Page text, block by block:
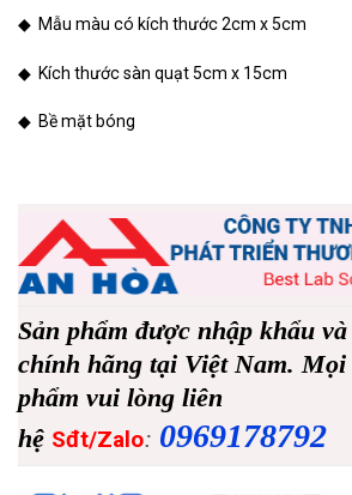
◆ Mẫu màu có kích thước 2cm x 5cm
◆ Kích thước sàn quạt 5cm x 15cm
◆ Bề mặt bóng
Sản phẩm được nhập khẩu
chính hãng tại Việt Nam. Mọi
phẩm vui lòng liên
hệ Sđt/Zalo: 0969178792